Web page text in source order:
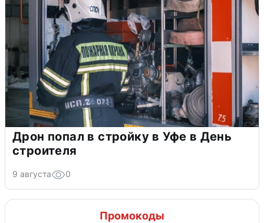
Дрон попал в стройку в Уфе в День
строителя
9 августа 0
Промокоды